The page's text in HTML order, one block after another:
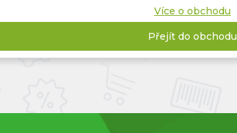
Více o obchodu
Přejít do obchodu